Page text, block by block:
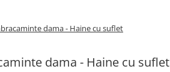
dama - Haine cu suflet
dama - Haine cu suflet